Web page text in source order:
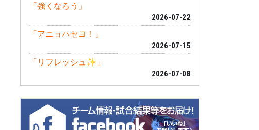
「強くなろう」
2026-07-22
「アニョハセヨ！」
2026-07-15
「リフレッシュ✨」
2026-07-08